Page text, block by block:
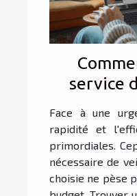
service
fiable et
Face à une
rapidité et
primordiales.
nécessaire de
choisie ne pèse